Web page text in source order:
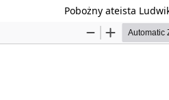
Pobożny ateista